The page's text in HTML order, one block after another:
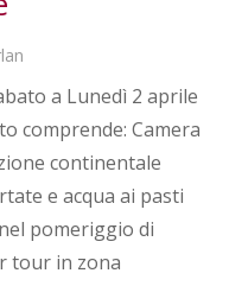
a Lunedì 2 aprile
comprende: Camera
continentale
e acqua ai pasti
pomeriggio di
tour in zona